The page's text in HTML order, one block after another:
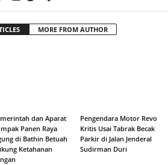
MORE FROM AUTHOR
dan Aparat
Panen Raya
di Bathin Betuah
Ketahanan
Pengendara Motor Revo
Kritis Usai Tabrak Becak
Parkir di Jalan Jenderal
Sudirman Duri